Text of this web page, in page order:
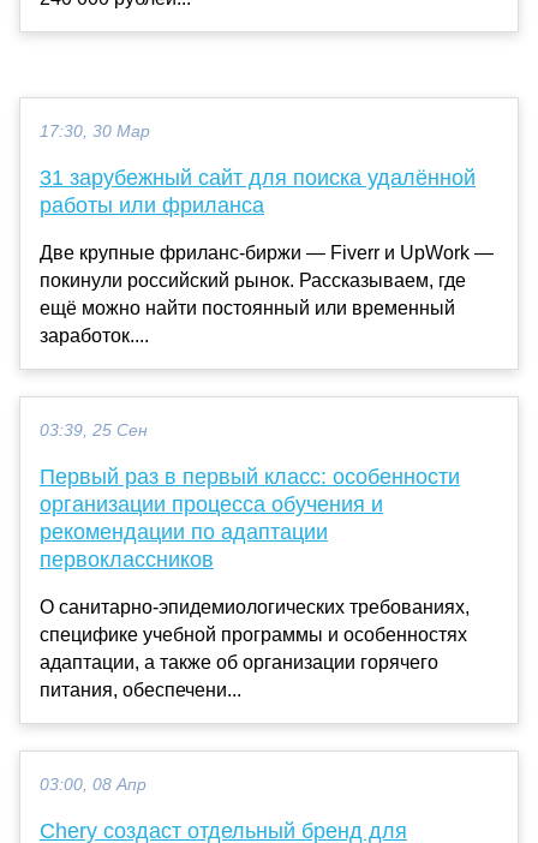
17:30, 30 Мар
31 зарубежный сайт для поиска удалённой
работы или фриланса
Две крупные фриланс-биржи — Fiverr и UpWork —
покинули российский рынок. Рассказываем, где
ещё можно найти постоянный или временный
заработок....
03:39, 25 Сен
Первый раз в первый класс: особенности
организации процесса обучения и
рекомендации по адаптации
первоклассников
О санитарно-эпидемиологических требованиях,
специфике учебной программы и особенностях
адаптации, а также об организации горячего
питания, обеспечени...
03:00, 08 Апр
Chery создаст отдельный бренд для